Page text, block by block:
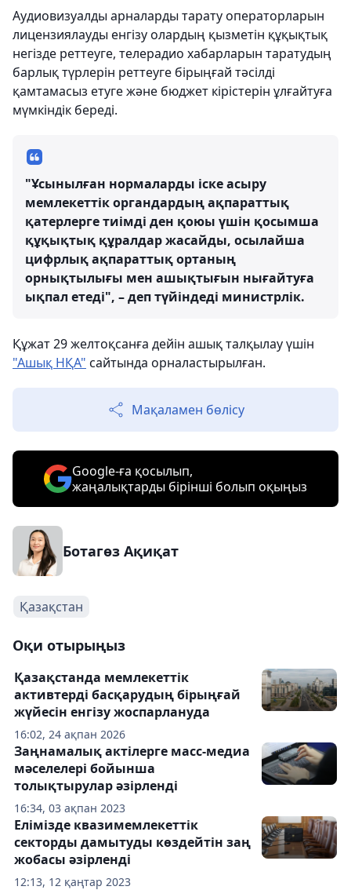
Аудиовизуалды арналарды тарату операторларын
лицензиялауды енгізу олардың қызметін құқықтық
негізде реттеуге, телерадио хабарларын таратудың
барлық түрлерін реттеуге бірыңғай тәсілді
қамтамасыз етуге және бюджет кірістерін ұлғайтуға
мүмкіндік береді.
"Ұсынылған нормаларды іске асыру
мемлекеттік органдардың ақпараттық
қатерлерге тиімді ден қоюы үшін қосымша
құқықтық құралдар жасайды, осылайша
цифрлық ақпараттық ортаның
орнықтылығы мен ашықтығын нығайтуға
ықпал етеді", – деп түйіндеді министрлік.
Құжат 29 желтоқсанға дейін ашық талқылау үшін
"Ашық НҚА" сайтында орналастырылған.
Мақаламен бөлісу
Google-ға қосылып,
жаңалықтарды бірінші болып оқыңыз
Ботагөз Ақиқат
Қазақстан
Оқи отырыңыз
16:02, 24 ақпан 2026
Қазақстанда мемлекеттік
активтерді басқарудың бірыңғай
жүйесін енгізу жоспарлануда
16:34, 03 ақпан 2023
Заңнамалық актілерге масс-медиа
мәселелері бойынша
толықтырулар әзірленді
12:13, 12 қаңтар 2023
Елімізде квазимемлекеттік
секторды дамытуды көздейтін заң
жобасы әзірленді